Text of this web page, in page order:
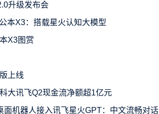
升级发布会
本X3：搭载星火认知大模型
X3图赏
上线
大讯飞Q2现金流净额超1亿元
机器人接入讯飞星火GPT：中文流畅对话